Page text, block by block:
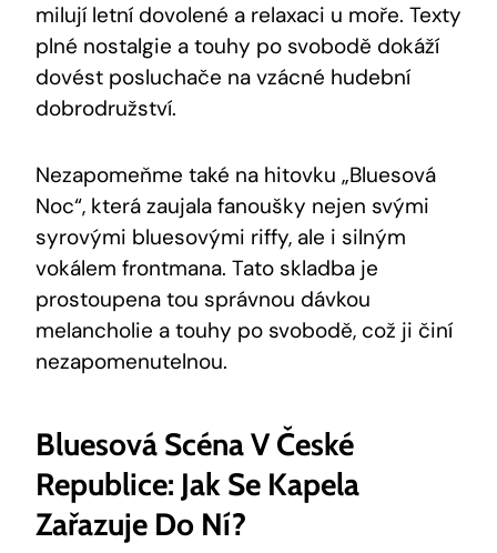
milují letní dovolené a relaxaci u moře. Texty
plné nostalgie a touhy po svobodě dokáží
dovést posluchače na vzácné hudební
dobrodružství.
Nezapomeňme také na hitovku „Bluesová
Noc“, která zaujala fanoušky nejen svými
syrovými bluesovými riffy, ale i silným
vokálem frontmana. Tato skladba je
prostoupena tou správnou dávkou
melancholie a touhy po svobodě, což ji činí
nezapomenutelnou.
Bluesová Scéna V České
Republice: Jak Se Kapela
Zařazuje Do Ní?